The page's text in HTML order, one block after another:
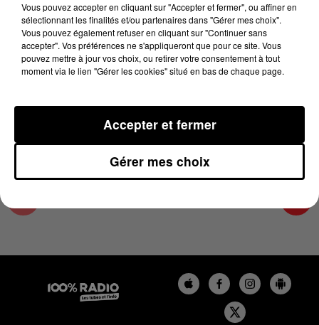
23 mai 2025 - 4 min 14 sec
LES INFOS DU GRAND TOULOUSE DU
23/05/2025 À 07H59
Podcasts infos du grand Toulouse
Vous pouvez accepter en cliquant sur "Accepter et fermer", ou affiner en
sélectionnant les finalités et/ou partenaires dans "Gérer mes choix".
Vous pouvez également refuser en cliquant sur "Continuer sans
accepter". Vos préférences ne s'appliqueront que pour ce site. Vous
pouvez mettre à jour vos choix, ou retirer votre consentement à tout
moment via le lien "Gérer les cookies" situé en bas de chaque page.
Gérer mes choix
Accepter et fermer